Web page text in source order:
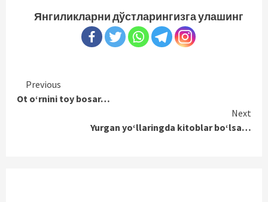
Янгиликларни дўстларингизга улашинг
Continue
Reading
Previous
Ot o‘rnini toy bosar…
Next
Yurgan yo‘llaringda kitoblar bo‘lsa…